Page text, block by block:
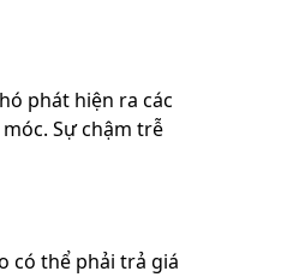
phát hiện ra các
Sự chậm trễ
có thể phải trả giá